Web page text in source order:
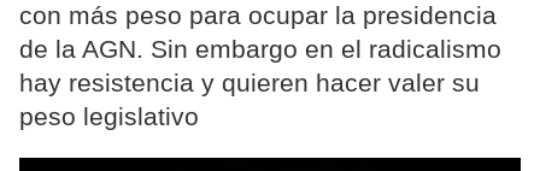
con más peso para ocupar la presidencia
de la AGN. Sin embargo en el radicalismo
hay resistencia y quieren hacer valer su
peso legislativo